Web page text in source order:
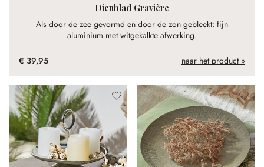
Dienblad Gravière
Als door de zee gevormd en door de zon gebleekt: fijn
aluminium met witgekalkte afwerking.
€ 39,95 naar het product »